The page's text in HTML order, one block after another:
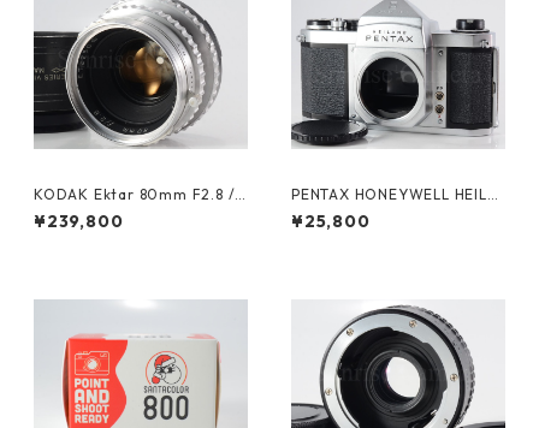
KODAK Ektar 80mm F2.8 /H
ASSELBLAD 1000F/1600F用
純正フード付 コダック (2362
¥239,800
PENTAX HONEYWELL HEILA
ND H2 ペンタックス (61376)
¥25,800